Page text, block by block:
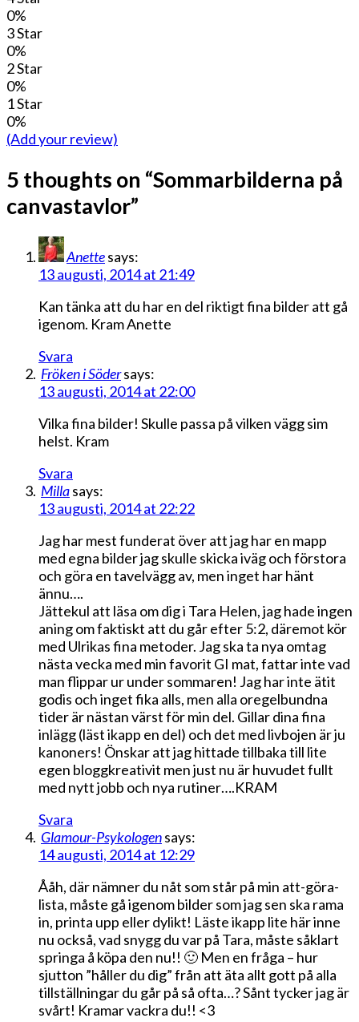
0%
3 Star
0%
2 Star
0%
1 Star
0%
(Add your review)
5 thoughts on “Sommarbilderna på
canvastavlor”
Anettesays:
13 augusti, 2014 at 21:49
Kan tänka att du har en del riktigt fina bilder att gå
igenom. Kram Anette
Svara
Fröken i Södersays:
13 augusti, 2014 at 22:00
Vilka fina bilder! Skulle passa på vilken vägg sim
helst. Kram
Svara
Millasays:
13 augusti, 2014 at 22:22
Jag har mest funderat över att jag har en mapp
med egna bilder jag skulle skicka iväg och förstora
och göra en tavelvägg av, men inget har hänt
ännu….
Jättekul att läsa om dig i Tara Helen, jag hade ingen
aning om faktiskt att du går efter 5:2, däremot kör
med Ulrikas fina metoder. Jag ska ta nya omtag
nästa vecka med min favorit GI mat, fattar inte vad
man flippar ur under sommaren! Jag har inte ätit
godis och inget fika alls, men alla oregelbundna
tider är nästan värst för min del. Gillar dina fina
inlägg (läst ikapp en del) och det med livbojen är ju
kanoners! Önskar att jag hittade tillbaka till lite
egen bloggkreativit men just nu är huvudet fullt
med nytt jobb och nya rutiner….KRAM
Svara
Glamour-Psykologensays:
14 augusti, 2014 at 12:29
Ååh, där nämner du nåt som står på min att-göra-
lista, måste gå igenom bilder som jag sen ska rama
in, printa upp eller dylikt! Läste ikapp lite här inne
nu också, vad snygg du var på Tara, måste såklart
springa å köpa den nu!! 🙂 Men en fråga – hur
sjutton ”håller du dig” från att äta allt gott på alla
tillställningar du går på så ofta…? Sånt tycker jag är
svårt! Kramar vackra du!! <3